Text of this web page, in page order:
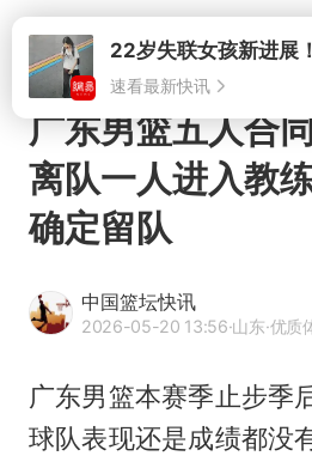
广东男篮五人合
离队一人进入教
确定留队
中国篮坛快讯
2026-05-20 13:56·山东·优质
广东男篮本赛季止步季
球队表现还是成绩都没